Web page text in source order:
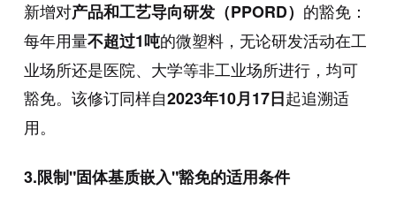
新增对产品和工艺导向研发（PPORD） 的豁免：
每年用量不超过1吨的微塑料，无论研发活动在工
业场所还是医院、大学等非工业场所进行，均可
豁免。该修订同样自2023年10月17日起追溯适
用。
3.限制"固体基质嵌入"豁免的适用条件